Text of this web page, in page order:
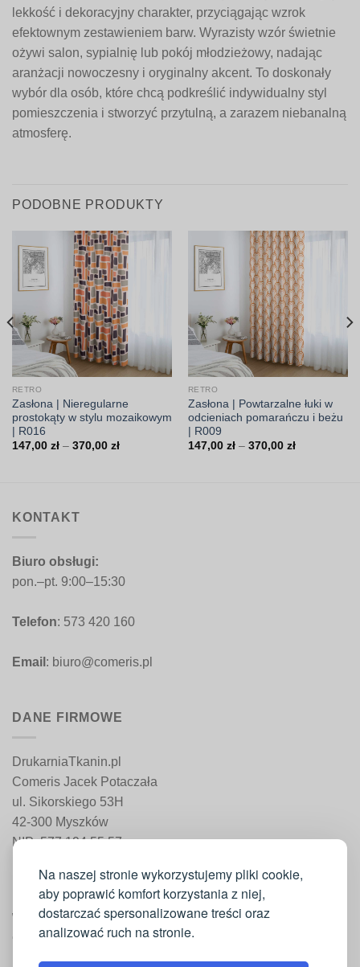
Na naszej stronie wykorzystujemy pliki cookie,
aby poprawić komfort korzystania z niej,
dostarczać spersonalizowane treści oraz
analizować ruch na stronie.
lekkość i dekoracyjny charakter, przyciągając wzrok
efektownym zestawieniem barw. Wyrazisty wzór świetnie
ożywi salon, sypialnię lub pokój młodzieżowy, nadając
aranżacji nowoczesny i oryginalny akcent. To doskonały
wybór dla osób, które chcą podkreślić indywidualny styl
pomieszczenia i stworzyć przytulną, a zarazem niebanalną
atmosferę.
PODOBNE PRODUKTY
RETRO
Zasłona | Nieregularne
prostokąty w stylu mozaikowym
| R016
147,00 zł – 370,00 złZakres
RETRO
Zasłona | Powtarzalne łuki w
odcieniach pomarańczu i beżu
| R009
147,00 zł – 370,00 złZakres
KONTAKT
Biuro obsługi:
pon.–pt. 9:00–15:30
Telefon: 573 420 160
Email : biuro@comeris.pl
DANE FIRMOWE
DrukarniaTkanin.pl
Comeris Jacek Potaczała
ul. Sikorskiego 53H
42-300 Myszków
NIP: 577 194 55 57
WAŻNE INFORMACJE